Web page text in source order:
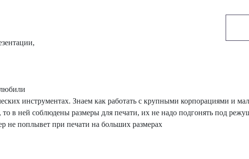
инструментах. Знаем как работать с крупными корпорациями и
то в ней соблюдены размеры для печати, их не надо подгонять под
не поплывет при печати на больших размерах